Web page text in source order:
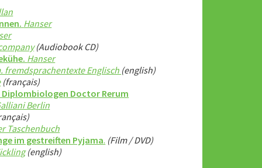
Hanser
(Audiobook CD)
Hanser
fremdsprachentexte Englisch (english)
(français)
Diplombiologen Doctor Rerum
Berlin
Taschenbuch
im gestreiften Pyjama. (Film / DVD)
(english)